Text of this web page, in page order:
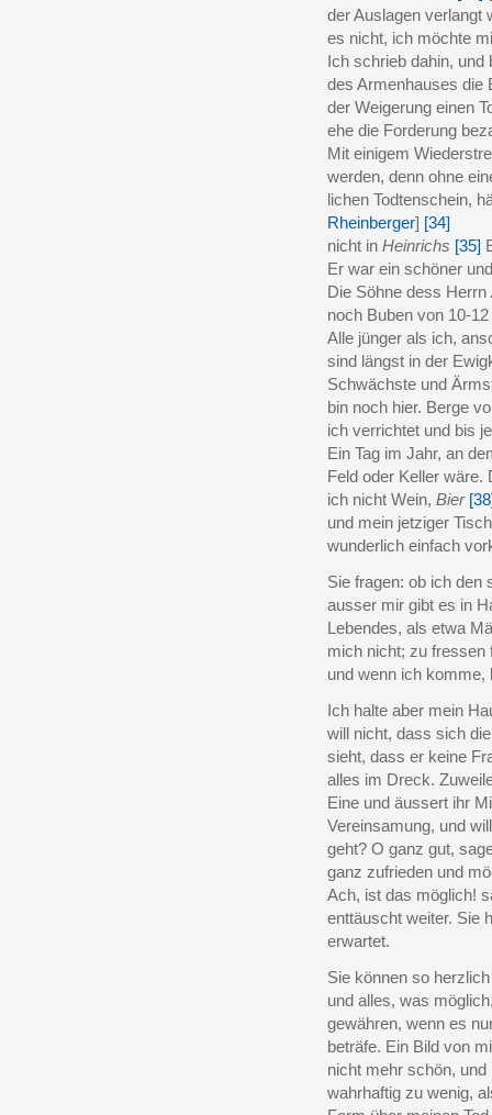
der Auslagen verlangt
es nicht, ich möchte
Ich schrieb dahin,
des Armenhauses die
der Weigerung einen
ehe die Forderung
Mit einigem
werden, denn ohne
lichen Todtenschein,
Rheinberger] [34]
nicht in Heinrichs [35]
Er war ein schöner
Die Söhne dess Herrn
noch Buben von 10-
Alle jünger als ich,
sind längst in der
Schwächste und
bin noch hier. Berge
ich verrichtet und bis
Ein Tag im Jahr, an
Feld oder Keller wäre.
ich nicht Wein, Bier
und mein jetziger
wunderlich einfach
Sie fragen: ob ich den
ausser mir gibt es in
Lebendes, als etwa
mich nicht; zu fressen
und wenn ich komme,
Ich halte aber mein
will nicht, dass sich
sieht, dass er keine
alles im Dreck.
Eine und äussert ihr
Vereinsamung, und
geht? O ganz gut,
ganz zufrieden und
Ach, ist das möglich!
enttäuscht weiter. Sie
erwartet.
Sie können so
und alles, was
gewähren, wenn es
beträfe. Ein Bild von
nicht mehr schön,
wahrhaftig zu wenig,